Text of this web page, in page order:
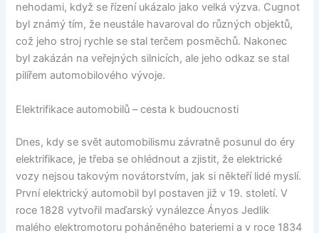
nehodami, když se řízení ukázalo jako velká výzva. Cugnot
byl známý tím, že neustále havaroval do různých objektů,
což jeho stroj rychle se stal terčem posměchů. Nakonec
byl zakázán na veřejných silnicích, ale jeho odkaz se stal
pilířem automobilového vývoje.
Elektrifikace automobilů – cesta k budoucnosti
Dnes, kdy se svět automobilismu závratně posunul do éry
elektrifikace, je třeba se ohlédnout a zjistit, že elektrické
vozy nejsou takovým novátorstvím, jak si někteří lidé myslí.
První elektrický automobil byl postaven již v 19. století. V
roce 1828 vytvořil maďarský vynálezce Ányos Jedlik
malého elektromotoru poháněného bateriemi a v roce 1834